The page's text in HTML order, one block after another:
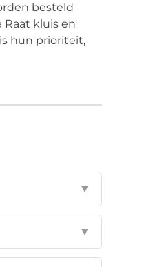
besteld
kluis en
hun prioriteit,
▼
▼